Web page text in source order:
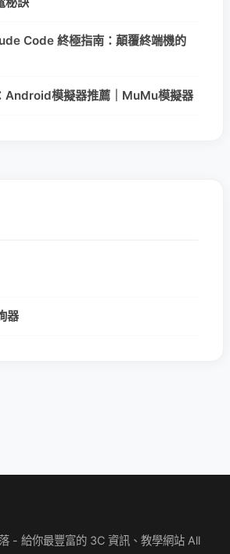
Code 終極指南：顛覆終端機的
Android模擬器推薦｜MuMu模擬器
器
- 給你最豐富的 3C 資訊、教學網站 All